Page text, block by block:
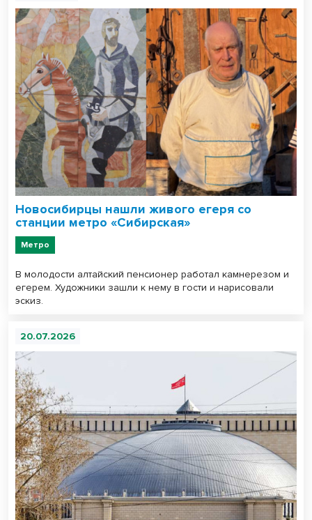
Новосибирцы нашли живого егеря со
станции метро «Сибирская»
Метро
В молодости алтайский пенсионер работал камнерезом и
егерем. Художники зашли к нему в гости и нарисовали
эскиз.
20.07.2026